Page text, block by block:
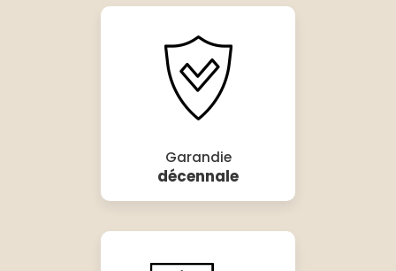
Garandie
décennale